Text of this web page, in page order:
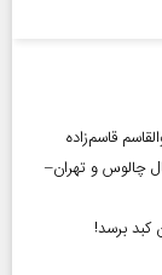
قاسم‌زاده
چالوس و تهران–
برسد!